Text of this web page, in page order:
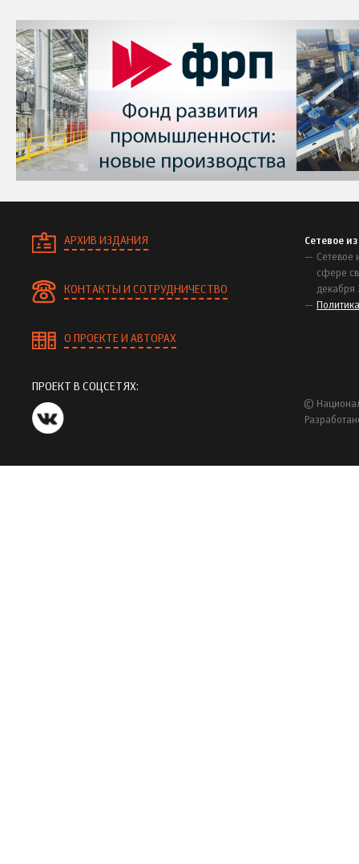
АРХИВ ИЗДАНИЯ
КОНТАКТЫ И СОТРУДНИЧЕСТВО
О ПРОЕКТЕ И АВТОРАХ
Сетевое
Сетевое
сфере
декабря
ПРОЕКТ В СОЦСЕТЯХ:
©